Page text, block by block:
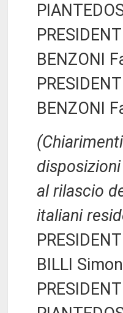
BENZONI
BENZONI
al rilascio
italiani
BILLI